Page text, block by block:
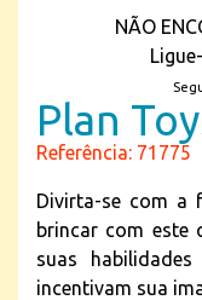
NÃO
Plan
Referência: 71775
Divirta-se com a
brincar com este
suas
incentivam sua